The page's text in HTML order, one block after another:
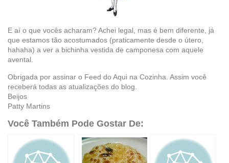
E aí o que vocês acharam? Achei legal, mas é bem diferente, já
que estamos tão acostumados (praticamente desde o útero,
hahaha) a ver a bichinha vestida de camponesa com aquele
avental.
Obrigada por assinar o Feed do Aqui na Cozinha. Assim você
receberá todas as atualizações do blog.
Beijos
Patty Martins
Você Também Pode Gostar De: